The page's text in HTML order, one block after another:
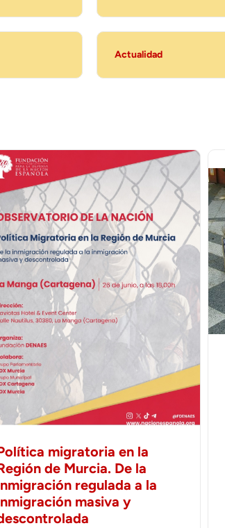
Actualidad
migratoria en la
de Murcia. De la
regulada a la
masiva y